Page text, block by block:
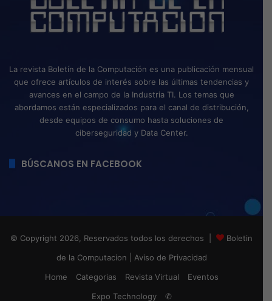
La revista Boletín de la Computación es una publicación mensual
que ofrece artículos de interés sobre las últimas tendencias y
avances en el campo de la Industria TI. Los temas que
abordamos están especializados para el canal de distribución,
desde equipos de consumo hasta soluciones de
ciberseguridad y Data Center.
BÚSCANOS EN FACEBOOK
© Copyright 2026, Reservados todos los derechos |
Boletin
de la Computacion
Aviso de Privacidad
Home
Categorias Revista Virtual
Eventos
Expo Technology
✆